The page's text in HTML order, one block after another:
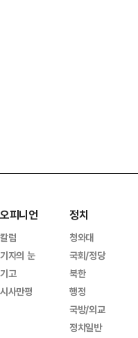
오피니언
칼럼
기자의 눈
기고
시사만평
정치
청와대
국회/정당
북한
행정
국방/외교
정치일반